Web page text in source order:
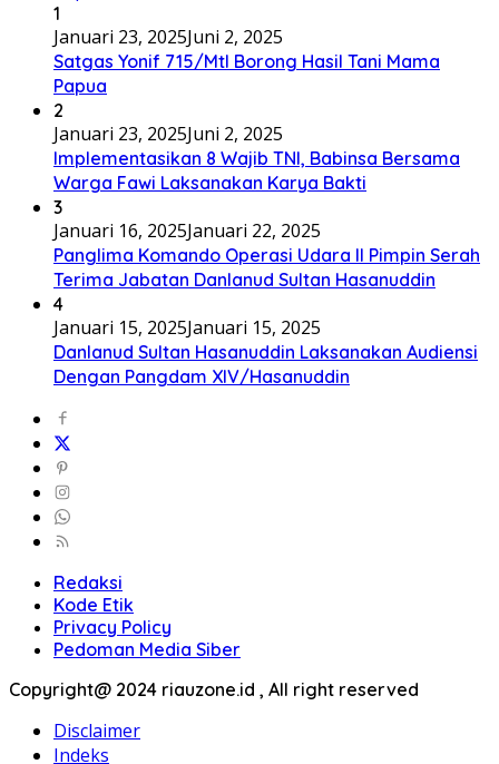
1
Januari 23, 2025Juni 2, 2025
Satgas Yonif 715/Mtl Borong Hasil Tani Mama
Papua
2
Januari 23, 2025Juni 2, 2025
Implementasikan 8 Wajib TNI, Babinsa Bersama
Warga Fawi Laksanakan Karya Bakti
3
Januari 16, 2025Januari 22, 2025
Panglima Komando Operasi Udara II Pimpin Serah
Terima Jabatan Danlanud Sultan Hasanuddin
4
Januari 15, 2025Januari 15, 2025
Danlanud Sultan Hasanuddin Laksanakan Audiensi
Dengan Pangdam XIV/Hasanuddin
Redaksi
Kode Etik
Privacy Policy
Pedoman Media Siber
Copyright@ 2024 riauzone.id , All right reserved
Disclaimer
Indeks